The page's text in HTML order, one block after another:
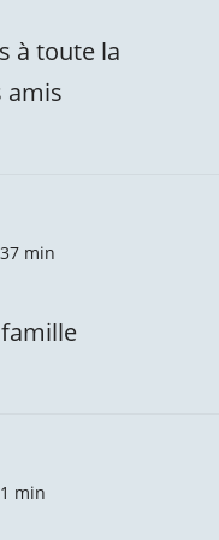
à toute la
amis
min
min